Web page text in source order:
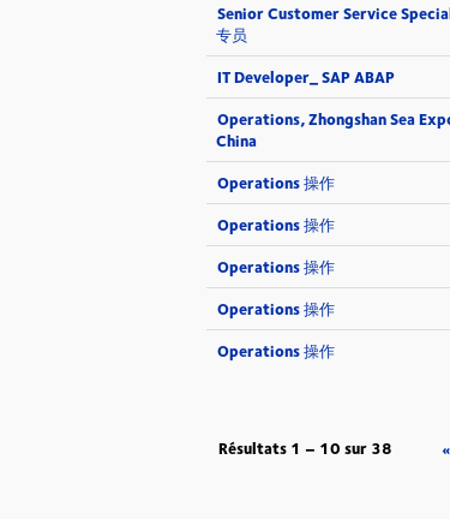
Senior Customer Service
专员
IT Developer_ SAP ABAP
Operations, Zhongshan Sea
China
Operations 操作
Operations 操作
Operations 操作
Operations 操作
Operations 操作
Résultats 1 – 10 sur 38 «